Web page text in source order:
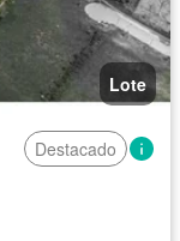
Lote
Destacado